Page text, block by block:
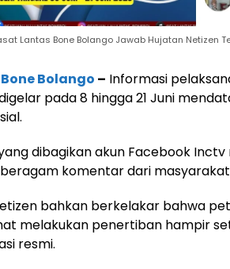
Lantas Bone Bolango Jawab Hujatan Netizen
Bone Bolango – Informasi
pada 8 hingga 21 Juni
dibagikan akun Facebook
komentar dari
bahkan berkelakar bahwa
melakukan penertiban hampir
resmi.